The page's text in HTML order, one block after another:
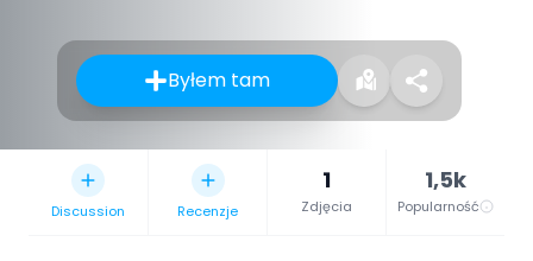
Byłem tam
Discussion Recenzje
1
Zdjęcia
1,5k
Popularność